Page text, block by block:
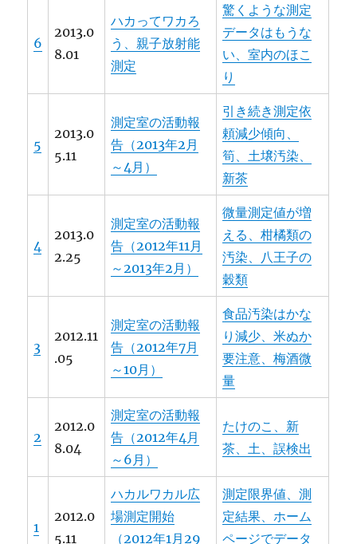
6
2013.0
8.01
ハカってワカろ
う、親子放射能
測定
驚くような測定
データはもうな
い、室内のほこ
り
5
2013.0
5.11
測定室の活動報
告（2013年2月
～4月）
引き続き測定依
頼減少傾向、
筍、土壌汚染、
新茶
4
2013.0
2.25
測定室の活動報
告（2012年11月
～2013年2月）
微量測定値が増
える、柑橘類の
汚染、八王子の
穀類
3
2012.11
.05
測定室の活動報
告（2012年7月
～10月）
食品汚染はかな
り減少、米ぬか
要注意、梅酒微
量
2
2012.0
8.04
測定室の活動報
告（2012年4月
～6月）
たけのこ、新
茶、土、誤検出
1
2012.0
5.11
ハカルワカル広
場測定開始
（2012年1月29
測定限界値、測
定結果、ホーム
ページでデータ